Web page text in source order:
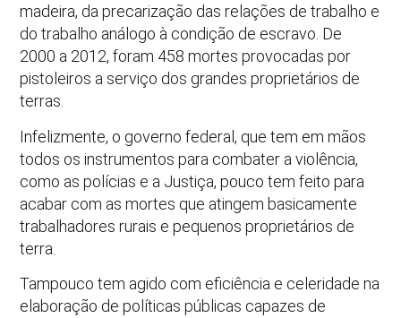
madeira, da precarização das relações de trabalho e
do trabalho análogo à condição de escravo. De
2000 a 2012, foram 458 mortes provocadas por
pistoleiros a serviço dos grandes proprietários de
terras.
Infelizmente, o governo federal, que tem em mãos
todos os instrumentos para combater a violência,
como as polícias e a Justiça, pouco tem feito para
acabar com as mortes que atingem basicamente
trabalhadores rurais e pequenos proprietários de
terra.
Tampouco tem agido com eficiência e celeridade na
elaboração de políticas públicas capazes de